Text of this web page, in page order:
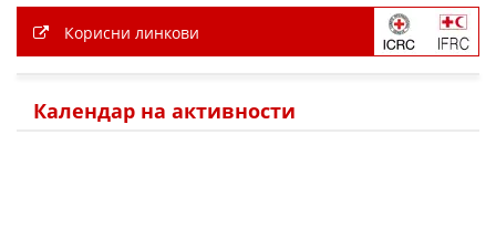
Корисни линкови
Календар на активности